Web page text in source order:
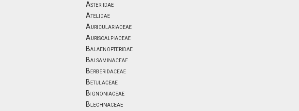
Asteriidae
Atelidae
Auriculariaceae
Auriscalpiaceae
Balaenopteridae
Balsaminaceae
Berberidaceae
Betulaceae
Bignoniaceae
Blechnaceae